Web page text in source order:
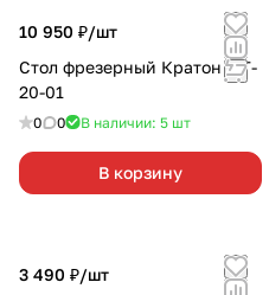
10 950 ₽/шт
Стол фрезерный Кратон MT-
20-01
0 0 В наличии: 5 шт
В корзину
3 490 ₽/шт